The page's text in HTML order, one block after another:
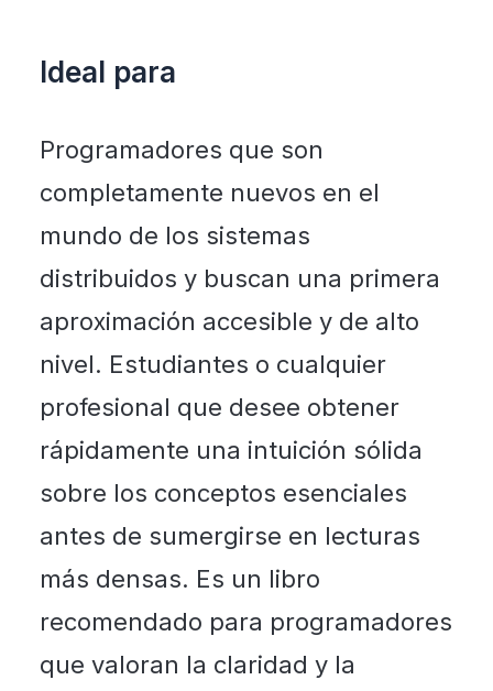
Ideal para
Programadores que son
completamente nuevos en el
mundo de los sistemas
distribuidos y buscan una primera
aproximación accesible y de alto
nivel. Estudiantes o cualquier
profesional que desee obtener
rápidamente una intuición sólida
sobre los conceptos esenciales
antes de sumergirse en lecturas
más densas. Es un libro
recomendado para programadores
que valoran la claridad y la